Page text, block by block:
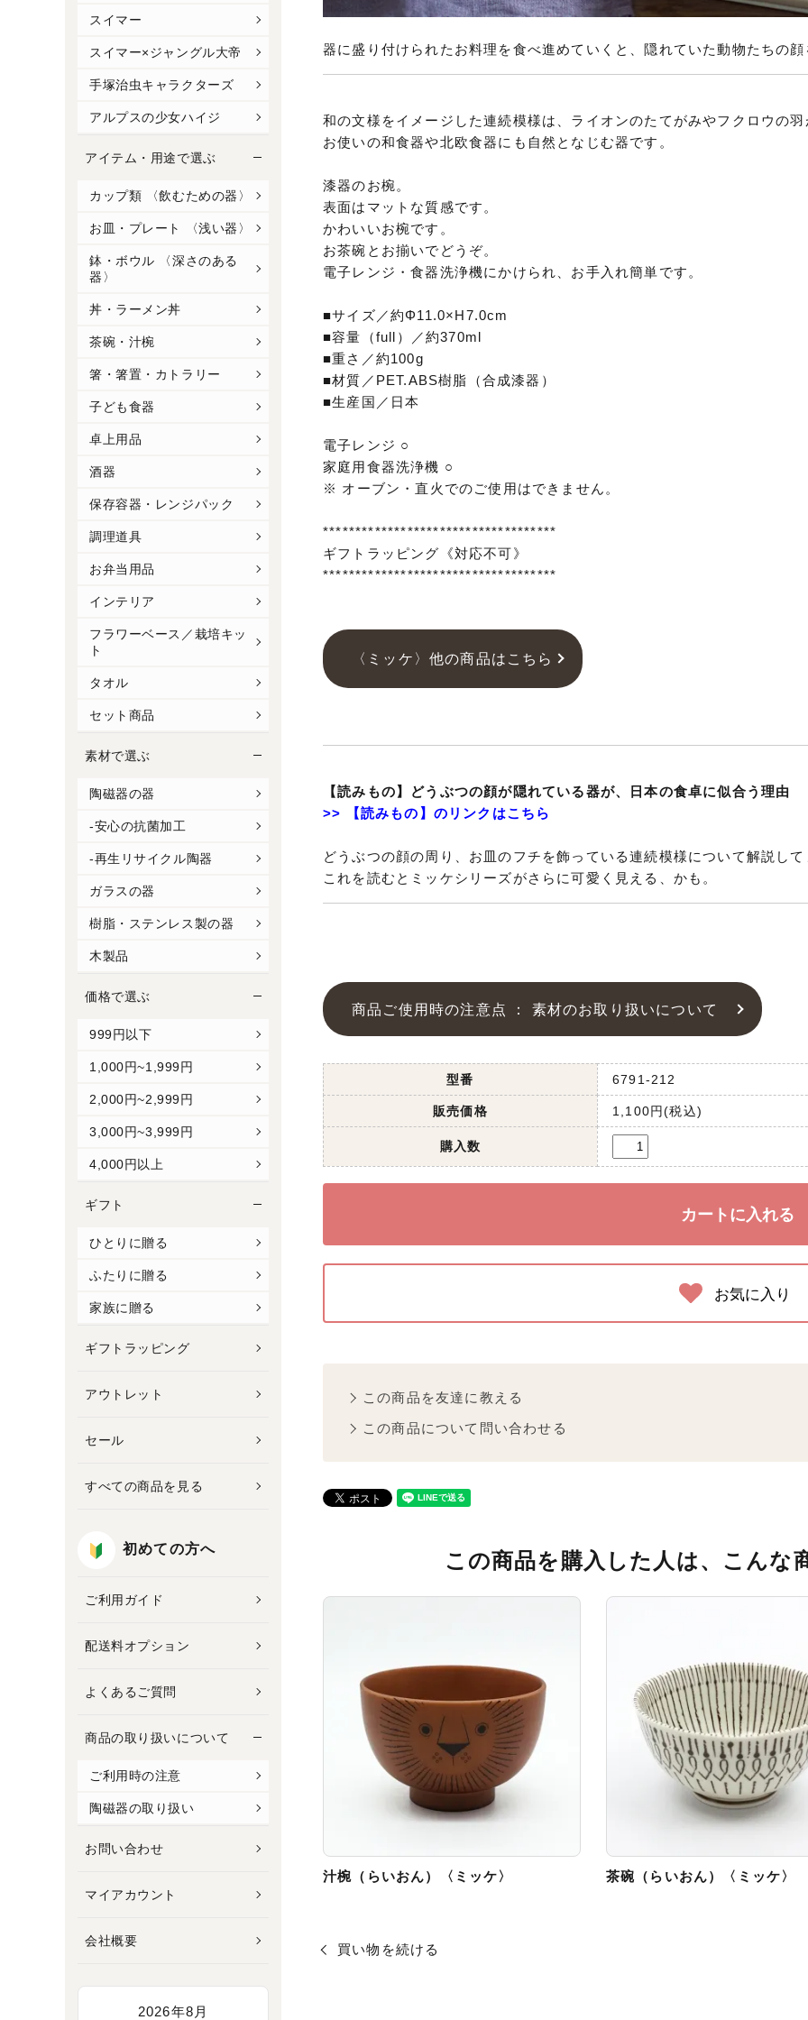
スイマー
スイマー×ジャングル大帝
手塚治虫キャラクターズ
アルプスの少女ハイジ
アイテム・用途で選ぶ
カップ類 〈飲むための器〉
お皿・プレート 〈浅い器〉
鉢・ボウル 〈深さのある
器〉
丼・ラーメン丼
茶碗・汁椀
箸・箸置・カトラリー
子ども食器
卓上用品
酒器
保存容器・レンジパック
調理道具
お弁当用品
インテリア
フラワーベース／栽培キッ
ト
タオル
セット商品
素材で選ぶ
陶磁器の器
-安心の抗菌加工
-再生リサイクル陶器
ガラスの器
樹脂・ステンレス製の器
木製品
価格で選ぶ
999円以下
1,000円~1,999円
2,000円~2,999円
3,000円~3,999円
4,000円以上
ギフト
ひとりに贈る
ふたりに贈る
家族に贈る
ギフトラッピング
アウトレット
セール
すべての商品を見る
初めての方へ
ご利用ガイド
配送料オプション
よくあるご質問
商品の取り扱いについて
ご利用時の注意
陶磁器の取り扱い
お問い合わせ
マイアカウント
会社概要
2026年8月
器に盛り付けられたお料理を食べ進めていくと、隠れていた動物たちの
和の文様をイメージした連続模様は、ライオンのたてがみやフクロウの
お使いの和食器や北欧食器にも自然となじむ器です。
漆器のお椀。
表面はマットな質感です。
かわいいお椀です。
お茶碗とお揃いでどうぞ。
電子レンジ・食器洗浄機にかけられ、お手入れ簡単です。
■サイズ／約Φ11.0×H7.0cm
■容量（full）／約370ml
■重さ／約100g
■材質／PET.ABS樹脂（合成漆器）
■生産国／日本
電子レンジ ○
家庭用食器洗浄機 ○
※ オーブン・直火でのご使用はできません。
************************************
ギフトラッピング《対応不可》
************************************
〈ミッケ〉他の商品はこちら
【読みもの】どうぶつの顔が隠れている器が、日本の食卓に似合う理由
>> 【読みもの】のリンクはこちら
どうぶつの顔の周り、お皿のフチを飾っている連続模様について解説し
これを読むとミッケシリーズがさらに可愛く見える、かも。
商品ご使用時の注意点 ： 素材のお取り扱いについて
型番 6791-212
販売価格 1,100円(税込)
購入数
お気に入り
この商品を友達に教える
この商品について問い合わせる
この商品を購入した人は、こんな
汁椀（らいおん）〈ミッケ〉 茶碗（らいおん）〈ミッケ〉
買い物を続ける